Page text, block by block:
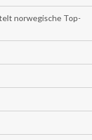
norwegische Top-